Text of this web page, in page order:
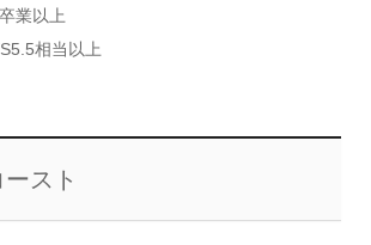
業以上
相当以上
スト